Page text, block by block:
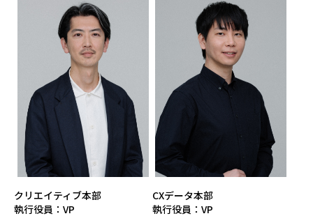
クリエイティブ本部
執行役員：VP
CXデータ本部
執行役員：VP